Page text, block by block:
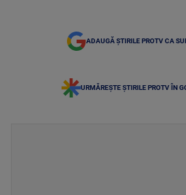
ADAUGĂ ȘTIRILE PROTV CA
URMĂREȘTE ȘTIRILE PROTV ÎN